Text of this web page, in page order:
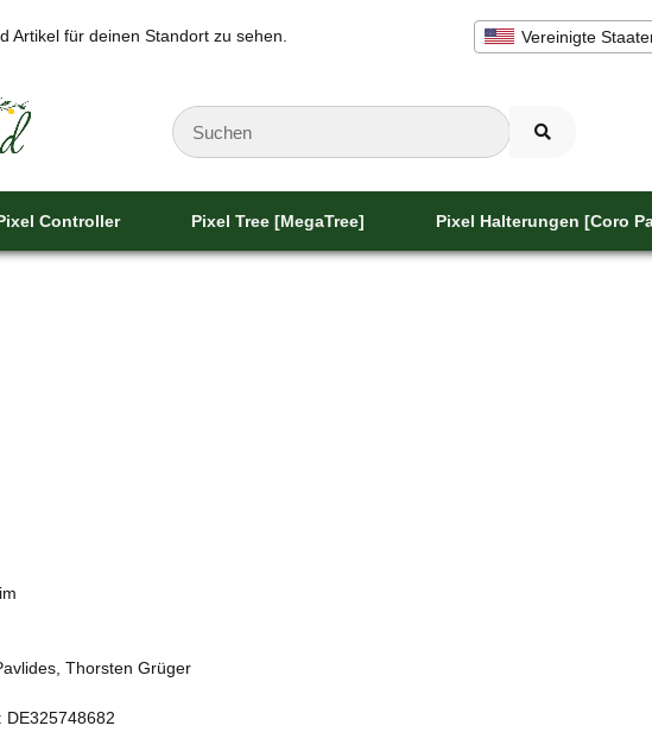
Artikel für deinen Standort zu sehen. Vereinigte
Controller Pixel Tree [MegaTree] Pixel Halterungen [Coro
Thorsten Grüger
DE325748682